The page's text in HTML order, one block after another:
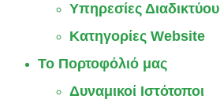
Υπηρεσίες Διαδικτύου
Κατηγορίες Website
Το Πορτοφόλιό μας
Δυναμικοί Ιστότοποι